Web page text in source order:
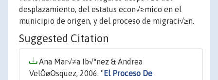
desplazamiento, del estatus econ√≥mico en el
municipio de origen, y del proceso de migraci√≥n.
Suggested Citation
Ana Mar√≠a Ib√°nez & Andrea
VelÔøΩsquez, 2006. " El Proceso De